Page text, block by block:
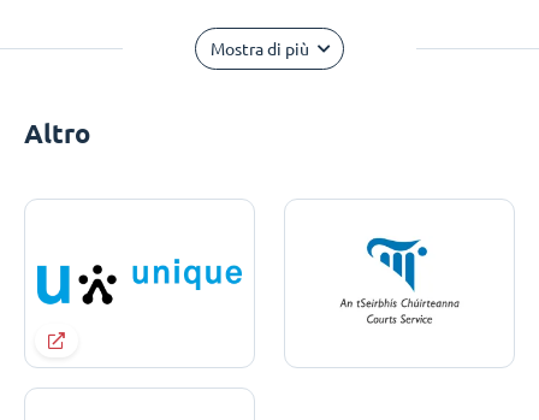
Mostra di più
Altro